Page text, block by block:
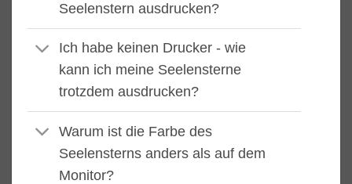
Seelenstern ausdrucken?
Ich habe keinen Drucker - wie
kann ich meine Seelensterne
trotzdem ausdrucken?
Warum ist die Farbe des
Seelensterns anders als auf dem
Monitor?